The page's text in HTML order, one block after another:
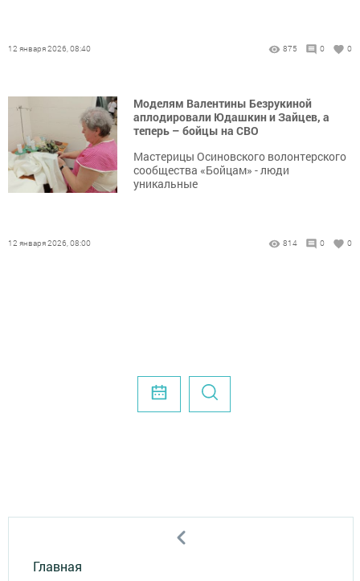
12 января 2026, 08:40 875 0 0
Моделям Валентины Безрукиной
аплодировали Юдашкин и Зайцев, а
теперь – бойцы на СВО
Мастерицы Осиновского волонтерского
сообщества «Бойцам» - люди
уникальные
12 января 2026, 08:00 814 0 0
Главная